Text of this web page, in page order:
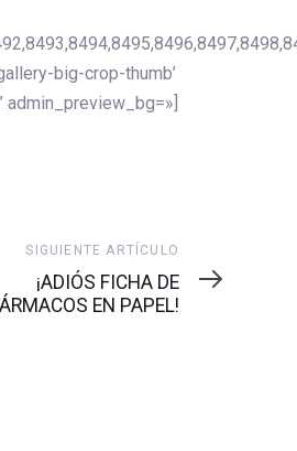
big-crop-thumb’
admin_preview_bg=»]
SIGUIENTE ARTÍCULO
¡ADIÓS FICHA DE
EN PAPEL!